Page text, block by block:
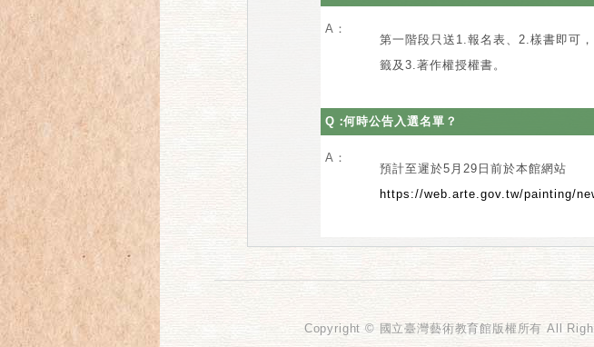
A：
第一階段只送1.報名表、2.樣書即可
籤及3.著作權授權書。
Q：何時公告入選名單？
A：
預計至遲於5月29日前於本館網站
https://web.arte.gov.tw/painting/
Copyright © 國立臺灣藝術教育館版權所有 All